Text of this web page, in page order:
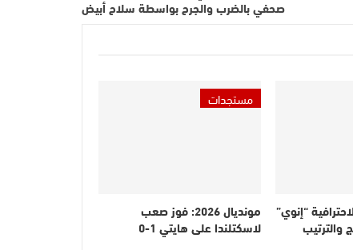
صحفي بالضرب والجرح بواسطة سلاح أبيض
“إنوي”
مستجدات
مونديال 2026: فوز صعب
لاسكتلندا على هايتي 1-0